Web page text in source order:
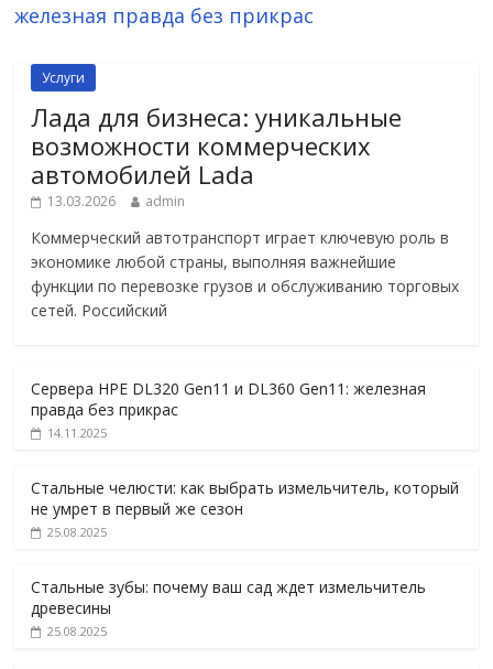
железная правда без прикрас
Услуги
Лада для бизнеса: уникальные
возможности коммерческих
автомобилей Lada
13.03.2026 admin
Коммерческий автотранспорт играет ключевую роль в
экономике любой страны, выполняя важнейшие
функции по перевозке грузов и обслуживанию торговых
сетей. Российский
Сервера HPE DL320 Gen11 и DL360 Gen11: железная
правда без прикрас
14.11.2025
Стальные челюсти: как выбрать измельчитель, который
не умрет в первый же сезон
25.08.2025
Стальные зубы: почему ваш сад ждет измельчитель
древесины
25.08.2025